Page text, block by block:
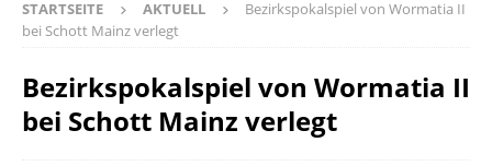
STARTSEITE AKTUELL
Bezirkspokalspiel von Wormatia II
bei Schott Mainz verlegt
Bezirkspokalspiel von Wormatia II
bei Schott Mainz verlegt